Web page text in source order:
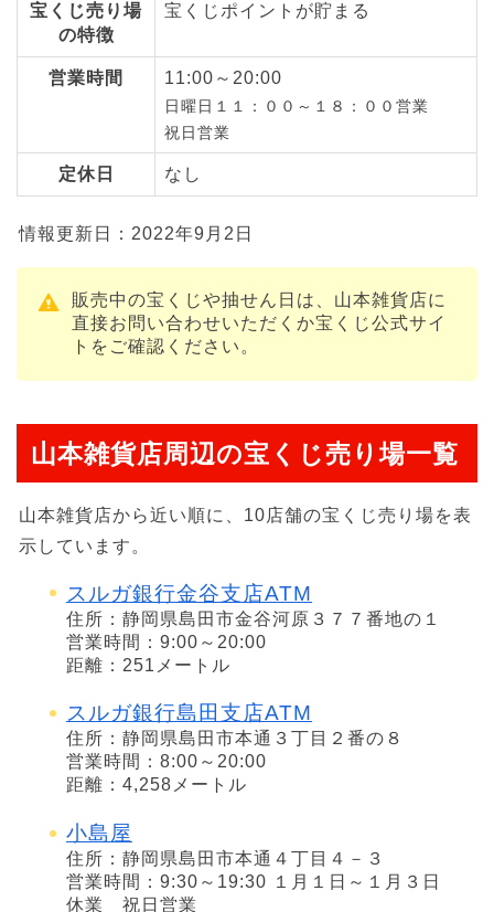
宝くじ売り場
の特徴
宝くじポイントが貯まる
営業時間 11:00～20:00
日曜日１１：００～１８：００営業
祝日営業
定休日 なし
情報更新日：2022年9月2日
販売中の宝くじや抽せん日は、山本雑貨店に
直接お問い合わせいただくか宝くじ公式サイ
トをご確認ください。
山本雑貨店周辺の宝くじ売り場一覧
山本雑貨店から近い順に、10店舗の宝くじ売り場を表
示しています。
スルガ銀行金谷支店ATM
住所：静岡県島田市金谷河原３７７番地の１
営業時間：9:00～20:00
距離：251メートル
スルガ銀行島田支店ATM
住所：静岡県島田市本通３丁目２番の８
営業時間：8:00～20:00
距離：4,258メートル
小島屋
住所：静岡県島田市本通４丁目４－３
営業時間：9:30～19:30 １月１日～１月３日
休業 祝日営業